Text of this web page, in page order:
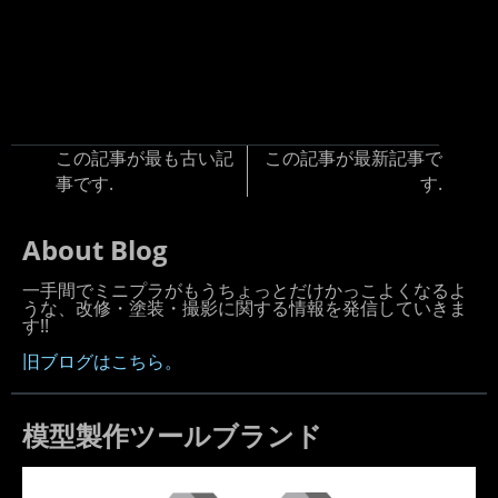
この記事が最も古い記
事です.
この記事が最新記事で
す.
About Blog
一手間でミニプラがもうちょっとだけかっこよくなるよ
うな、改修・塗装・撮影に関する情報を発信していきま
す!!
旧ブログはこちら。
模型製作ツールブランド